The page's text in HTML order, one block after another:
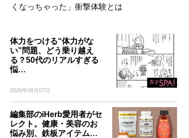
くなっちゃった」衝撃体験とは
体力をつける“体力がな
い”問題、どう乗り越え
る？50代のリアルすぎる
悩…
2026年08月07日
編集部のiHerb愛用者がセ
レクト。健康・美容のお
悩み別、鉄板アイテム…